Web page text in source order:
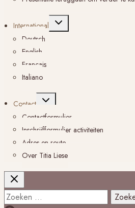
International
Toggle
submenu
Deutsch
English
Français
Italiano
Contact
Toggle
submenu
Contactformulier
Inschrijfformulier activiteiten
Adres en route
Over Titia Liese
Zoeken